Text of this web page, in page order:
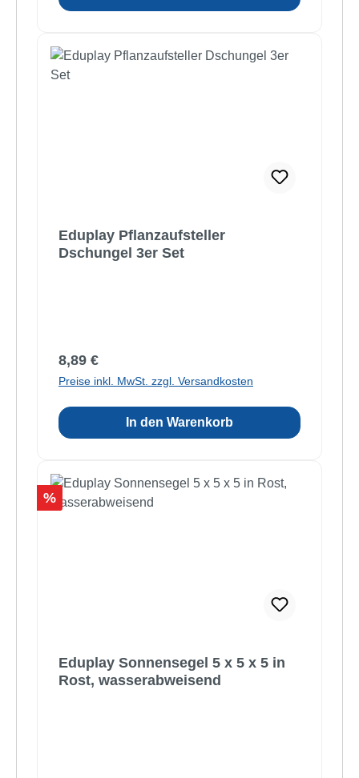
Eduplay Pflanzaufsteller
Dschungel 3er Set
Regulärer Preis:
8,89 €
Preise inkl. MwSt. zzgl. Versandkosten
In den Warenkorb
Rabatt
%
Eduplay Sonnensegel 5 x 5 x 5 in
Rost, wasserabweisend